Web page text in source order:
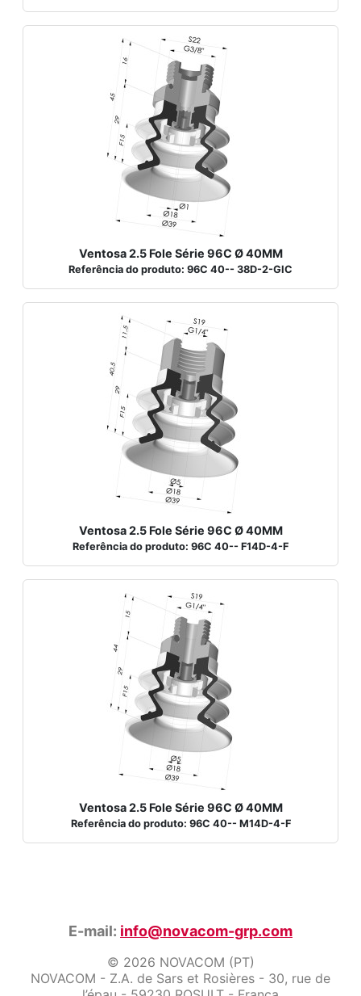
Ventosa 2.5 Fole Série 96C Ø 40MM
Referência do produto: 96C 40-- 38D-2-GIC
Ventosa 2.5 Fole Série 96C Ø 40MM
Referência do produto: 96C 40-- F14D-4-F
Ventosa 2.5 Fole Série 96C Ø 40MM
Referência do produto: 96C 40-- M14D-4-F
E-mail: info@novacom-grp.com
© 2026 NOVACOM (PT)
NOVACOM - Z.A. de Sars et Rosières - 30, rue de